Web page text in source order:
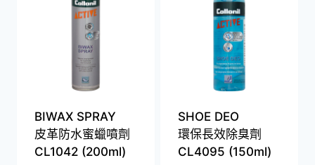
BIWAX SPRAY
皮革防水蜜蠟噴劑
CL1042 (200ml)
SHOE DEO
環保長效除臭劑
CL4095 (150ml)